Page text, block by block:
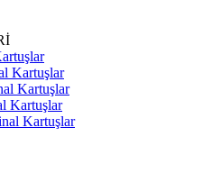
Kartuşlar
Kartuşlar
Kartuşlar
Kartuşlar